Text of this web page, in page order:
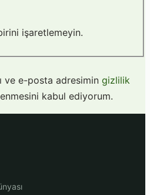
işaretlemeyin.
ve e-posta adresimin gizlilik
kabul ediyorum.